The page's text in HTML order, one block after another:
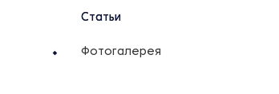
Статьи
Фотогалерея